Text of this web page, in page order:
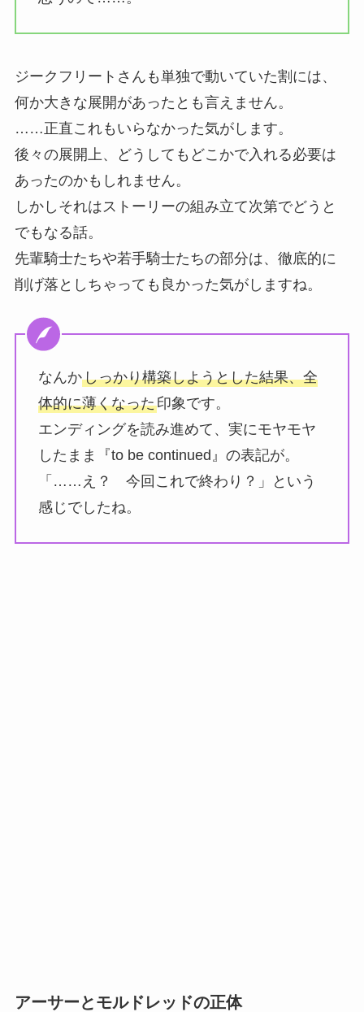
ジークフリートさんも単独で動いていた割には、
何か大きな展開があったとも言えません。
……正直これもいらなかった気がします。
後々の展開上、どうしてもどこかで入れる必要は
あったのかもしれません。
しかしそれはストーリーの組み立て次第でどうと
でもなる話。
先輩騎士たちや若手騎士たちの部分は、徹底的に
削げ落としちゃっても良かった気がしますね。
なんかしっかり構築しようとした結果、全
体的に薄くなった印象です。
エンディングを読み進めて、実にモヤモヤ
したまま『to be continued』の表記が。
「……え？ 今回これで終わり？」という
感じでしたね。
アーサーとモルドレッドの正体